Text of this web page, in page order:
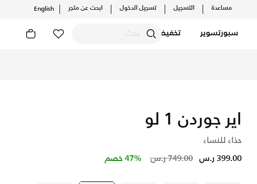
مساعدة التسجيل تسجيل الدخول ابحث عن متجر English
سبورتسوير تخفيضات
اير جوردن 1 لو
حذاء للنساء
Price reduced from
749.00 ر.س to 399.00 ر.س 47% خصم